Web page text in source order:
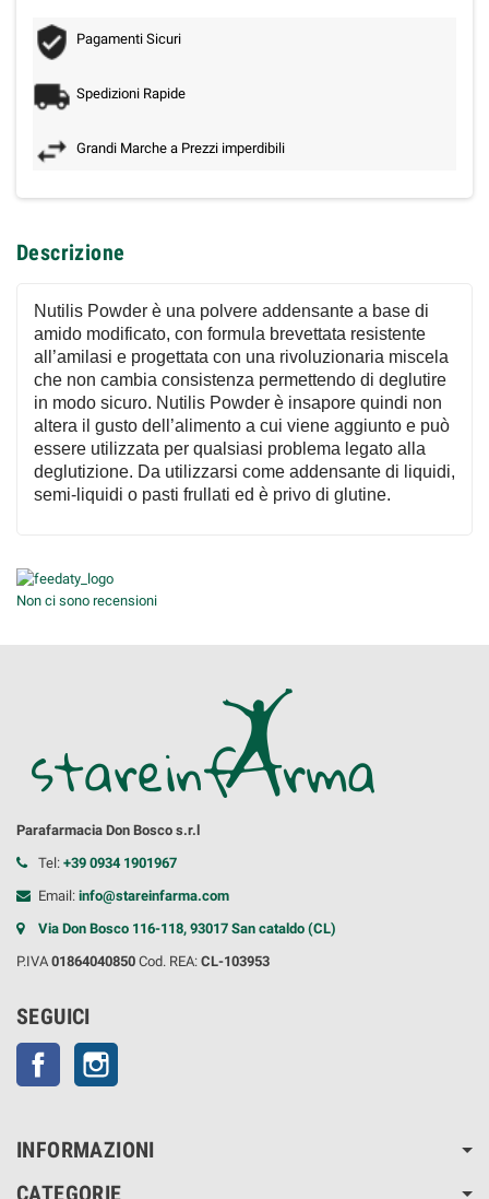
Pagamenti Sicuri
Spedizioni Rapide
Grandi Marche a Prezzi imperdibili
Descrizione
Nutilis Powder è una polvere addensante a base di
amido modificato, con formula brevettata resistente
all’amilasi e progettata con una rivoluzionaria miscela
che non cambia consistenza permettendo di deglutire
in modo sicuro. Nutilis Powder è insapore quindi non
altera il gusto dell’alimento a cui viene aggiunto e può
essere utilizzata per qualsiasi problema legato alla
deglutizione. Da utilizzarsi come addensante di liquidi,
semi-liquidi o pasti frullati ed è privo di glutine.
Non ci sono recensioni
Parafarmacia Don Bosco s.r.l
Tel: +39 0934 1901967
Email: info@stareinfarma.com
Via Don Bosco 116-118, 93017 San cataldo (CL)
P.IVA 01864040850 Cod. REA: CL-103953
SEGUICI
Facebook
INFORMAZIONI